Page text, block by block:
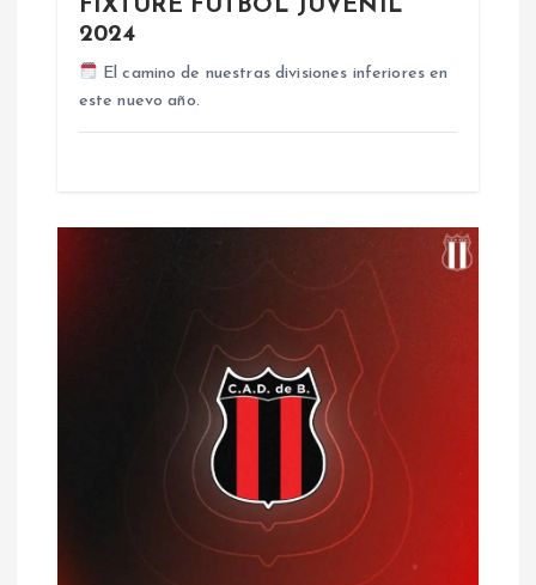
a
FIXTURE FÚTBOL JUVENIL
2024
El camino de nuestras divisiones inferiores en
este nuevo año.